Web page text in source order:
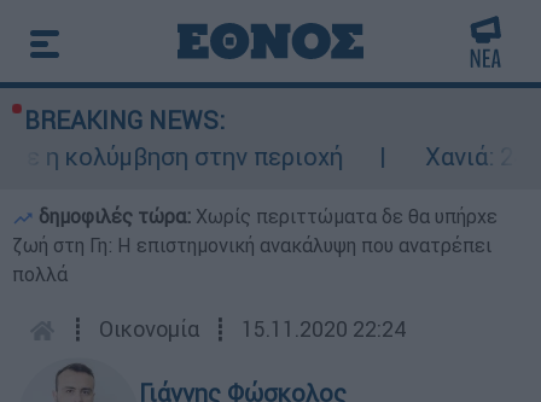
BREAKING NEWS:
στην περιοχή
Χανιά: 24χρονος
δημοφιλές τώρα: Χωρίς περιττώματα δε θα υπήρχε
ζωή στη Γη: Η επιστημονική ανακάλυψη που ανατρέπει
πολλά
┋ Οικονομία ┋ 15.11.2020 22:24
Γιάννης Φώσκολος